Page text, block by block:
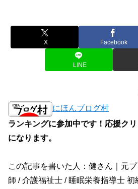
X Facebook
LINE
にほんブログ村
ランキングに参加中です！応援ク
になります。
この記事を書いた人：健さん｜元
師 / 介護福祉士 / 睡眠栄養指導士